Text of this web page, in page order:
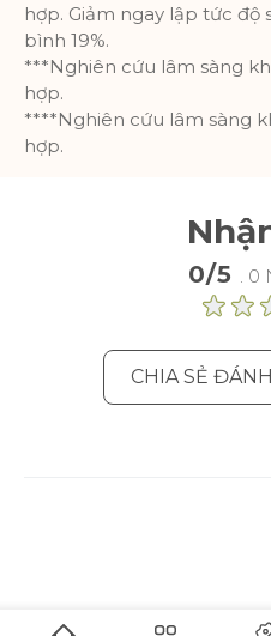
hợp. Giảm ngay lập tức
bình 19%.
***Nghiên cứu lâm sàng
hợp.
****Nghiên cứu lâm sàng
hợp.
0/5 . 0
CHIA SẺ